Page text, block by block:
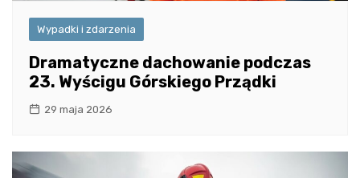
Wypadki i zdarzenia
Dramatyczne dachowanie podczas
23. Wyścigu Górskiego Prządki
29 maja 2026